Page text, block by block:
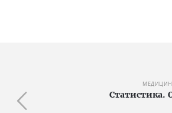
Статистика.